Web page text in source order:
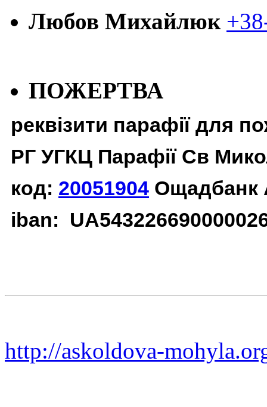
Любов Михайлюк
ПОЖЕРТВА
реквізити парафії для
РГ УГКЦ Парафії Св
код: 20051904 Ощадбанк
iban:
http://askoldova-